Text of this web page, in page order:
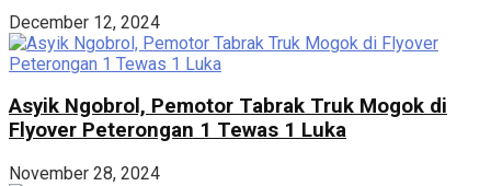
December 12, 2024
Asyik Ngobrol, Pemotor Tabrak Truk Mogok di
Flyover Peterongan 1 Tewas 1 Luka
November 28, 2024